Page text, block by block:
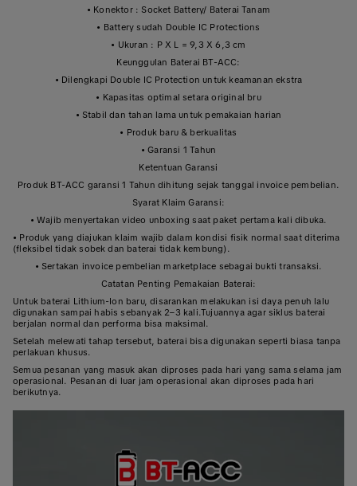
• Konektor : Socket Battery/ Baterai Tanam
• Battery sudah Double IC Protections
• Ukuran : P X L = 9,3 X 6,3 cm
Keunggulan Baterai BT-ACC:
• Dilengkapi Double IC Protection untuk keamanan ekstra
• Kapasitas optimal setara original bru
• Stabil dan tahan lama untuk pemakaian harian
• Produk baru & berkualitas
• Garansi 1 Tahun
Ketentuan Garansi
Produk BT-ACC garansi 1 Tahun dihitung sejak tanggal invoice pembelian.
Syarat Klaim Garansi:
• Wajib menyertakan video unboxing saat paket pertama kali dibuka.
• Produk yang diajukan klaim wajib dalam kondisi fisik normal saat diterima
(fleksibel tidak sobek dan baterai tidak kembung).
• Sertakan invoice pembelian marketplace sebagai bukti transaksi.
Catatan Penting Pemakaian Baterai:
Untuk baterai Lithium-Ion baru, disarankan melakukan isi daya penuh lalu
digunakan sampai habis sebanyak 2–3 kali.Tujuannya agar siklus baterai
berjalan normal dan performa bisa maksimal.
Setelah melewati tahap tersebut, baterai bisa digunakan seperti biasa tanpa
perlakuan khusus.
Semua pesanan yang masuk akan diproses pada hari yang sama selama jam
operasional. Pesanan di luar jam operasional akan diproses pada hari
berikutnya.